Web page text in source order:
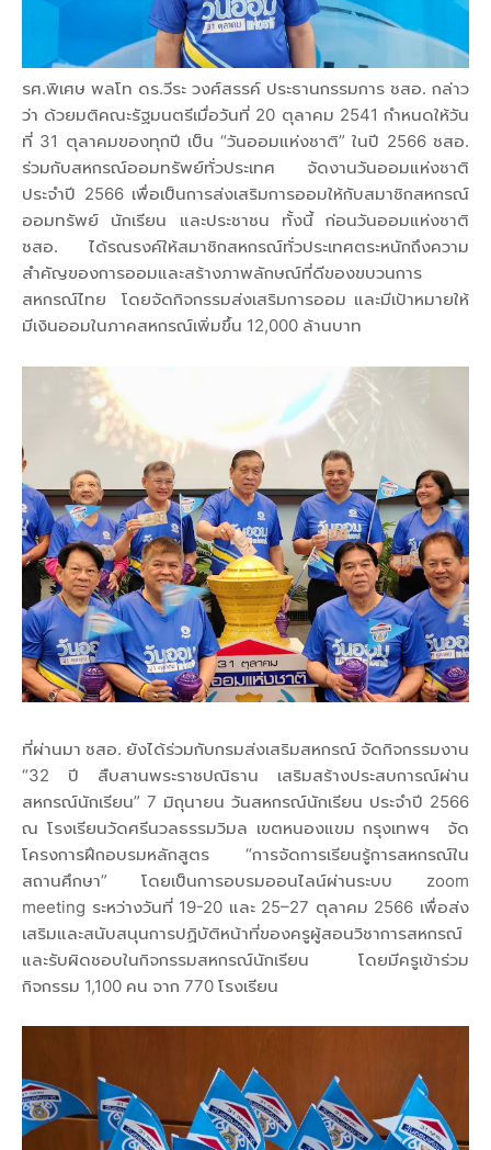
รศ.พิเศษ พลโท ดร.วีระ วงศ์สรรค์ ประธานกรรมการ ชสอ. กล่าว
ว่า ด้วยมติคณะรัฐมนตรีเมื่อวันที่ 20 ตุลาคม 2541 กำหนดให้วัน
ที่ 31 ตุลาคมของทุกปี เป็น “วันออมแห่งชาติ” ในปี 2566 ชสอ.
ร่วมกับสหกรณ์ออมทรัพย์ทั่วประเทศ จัดงานวันออมแห่งชาติ
ประจำปี 2566 เพื่อเป็นการส่งเสริมการออมให้กับสมาชิกสหกรณ์
ออมทรัพย์ นักเรียน และประชาชน ทั้งนี้ ก่อนวันออมแห่งชาติ
ชสอ. ได้รณรงค์ให้สมาชิกสหกรณ์ทั่วประเทศตระหนักถึงความ
สำคัญของการออมและสร้างภาพลักษณ์ที่ดีของขบวนการ
สหกรณ์ไทย โดยจัดกิจกรรมส่งเสริมการออม และมีเป้าหมายให้
มีเงินออมในภาคสหกรณ์เพิ่มขึ้น 12,000 ล้านบาท
ที่ผ่านมา ชสอ. ยังได้ร่วมกับกรมส่งเสริมสหกรณ์ จัดกิจกรรมงาน
“32 ปี สืบสานพระราชปณิธาน เสริมสร้างประสบการณ์ผ่าน
สหกรณ์นักเรียน” 7 มิถุนายน วันสหกรณ์นักเรียน ประจำปี 2566
ณ โรงเรียนวัดศรีนวลธรรมวิมล เขตหนองแขม กรุงเทพฯ จัด
โครงการฝึกอบรมหลักสูตร “การจัดการเรียนรู้การสหกรณ์ใน
สถานศึกษา” โดยเป็นการอบรมออนไลน์ผ่านระบบ zoom
meeting ระหว่างวันที่ 19-20 และ 25–27 ตุลาคม 2566 เพื่อส่ง
เสริมและสนับสนุนการปฏิบัติหน้าที่ของครูผู้สอนวิชาการสหกรณ์
และรับผิดชอบในกิจกรรมสหกรณ์นักเรียน โดยมีครูเข้าร่วม
กิจกรรม 1,100 คน จาก 770 โรงเรียน